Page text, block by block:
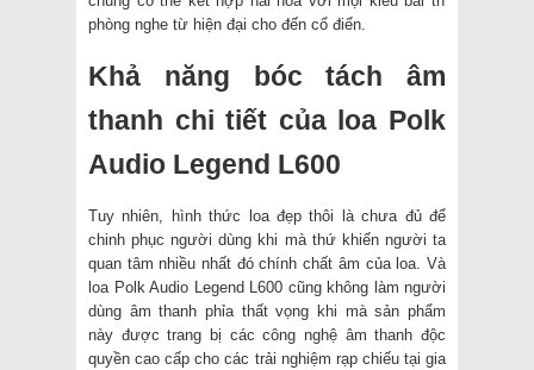
phòng nghe từ hiện đại cho đến cổ điển.
Khả năng bóc tách âm
thanh chi tiết của loa Polk
Audio Legend L600
Tuy nhiên, hình thức loa đẹp thôi là chưa đủ để
chinh phục người dùng khi mà thứ khiến người ta
quan tâm nhiều nhất đó chính chất âm của loa. Và
loa Polk Audio Legend L600 cũng không làm người
dùng âm thanh phỉa thất vọng khi mà sản phẩm
này được trang bị các công nghệ âm thanh độc
quyền cao cấp cho các trải nghiệm rạp chiếu tại gia